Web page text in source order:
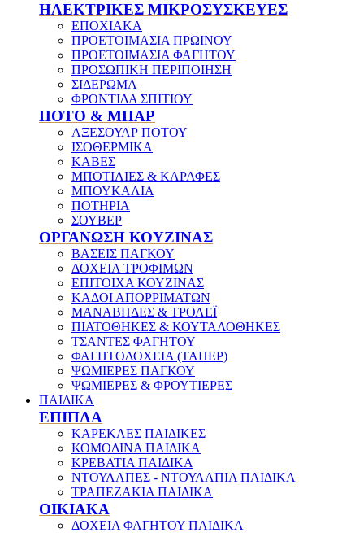
ΗΛΕΚΤΡΙΚΕΣ ΜΙΚΡΟΣΥΣΚΕΥΕΣ
ΕΠΟΧΙΑΚΑ
ΠΡΟΕΤΟΙΜΑΣΙΑ ΠΡΩΙΝΟΥ
ΠΡΟΕΤΟΙΜΑΣΙΑ ΦΑΓΗΤΟΥ
ΠΡΟΣΩΠΙΚΗ ΠΕΡΙΠΟΙΗΣΗ
ΣΙΔΕΡΩΜΑ
ΦΡΟΝΤΙΔΑ ΣΠΙΤΙΟΥ
ΠΟΤΟ & ΜΠΑΡ
ΑΞΕΣΟΥΑΡ ΠΟΤΟΥ
ΙΣΟΘΕΡΜΙΚΑ
ΚΑΒΕΣ
ΜΠΟΤΙΛΙΕΣ & ΚΑΡΑΦΕΣ
ΜΠΟΥΚΑΛΙΑ
ΠΟΤΗΡΙΑ
ΣΟΥΒΕΡ
ΟΡΓΑΝΩΣΗ ΚΟΥΖΙΝΑΣ
ΒΑΣΕΙΣ ΠΑΓΚΟΥ
ΔΟΧΕΙΑ ΤΡΟΦΙΜΩΝ
ΕΠΙΤΟΙΧΑ ΚΟΥΖΙΝΑΣ
ΚΑΔΟΙ ΑΠΟΡΡΙΜΑΤΩΝ
ΜΑΝΑΒΗΔΕΣ & ΤΡΟΛΕΪ
ΠΙΑΤΟΘΗΚΕΣ & ΚΟΥΤΑΛΟΘΗΚΕΣ
ΤΣΑΝΤΕΣ ΦΑΓΗΤΟΥ
ΦΑΓΗΤΟΔΟΧΕΙΑ (ΤΑΠΕΡ)
ΨΩΜΙΕΡΕΣ ΠΑΓΚΟΥ
ΨΩΜΙΕΡΕΣ & ΦΡΟΥΤΙΕΡΕΣ
ΠΑΙΔΙΚΑ
ΕΠΙΠΛΑ
ΚΑΡΕΚΛΕΣ ΠΑΙΔΙΚΕΣ
ΚΟΜΟΔΙΝΑ ΠΑΙΔΙΚΑ
ΚΡΕΒΑΤΙΑ ΠΑΙΔΙΚΑ
ΝΤΟΥΛΑΠΕΣ - ΝΤΟΥΛΑΠΙΑ ΠΑΙΔΙΚΑ
ΤΡΑΠΕΖΑΚΙΑ ΠΑΙΔΙΚΑ
ΟΙΚΙΑΚΑ
ΔΟΧΕΙΑ ΦΑΓΗΤΟΥ ΠΑΙΔΙΚΑ